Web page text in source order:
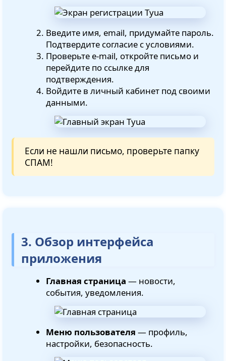
Введите имя, email, придумайте пароль.
Подтвердите согласие с условиями.
Проверьте e-mail, откройте письмо и
перейдите по ссылке для
подтверждения.
Войдите в личный кабинет под своими
данными.
Если не нашли письмо, проверьте папку
СПАМ!
3. Обзор интерфейса
приложения
Главная страница — новости,
события, уведомления.
Меню пользователя — профиль,
настройки, безопасность.